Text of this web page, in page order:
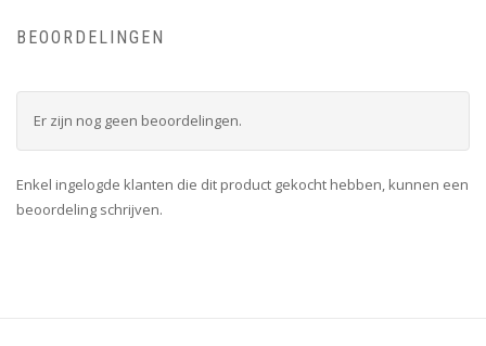
BEOORDELINGEN
Er zijn nog geen beoordelingen.
Enkel ingelogde klanten die dit product gekocht hebben, kunnen een
beoordeling schrijven.